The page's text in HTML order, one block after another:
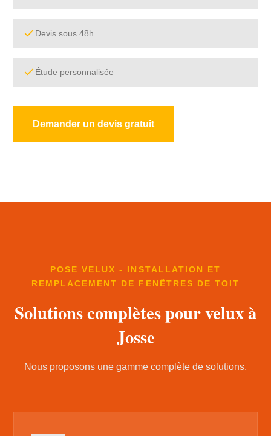
Devis sous 48h
Étude personnalisée
Demander un devis gratuit
POSE VELUX - INSTALLATION ET
REMPLACEMENT DE FENÊTRES DE TOIT
Solutions complètes pour velux à
Josse
Nous proposons une gamme complète de solutions.